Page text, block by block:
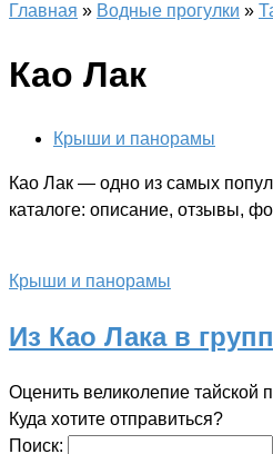
Главная » Водные прогулки »
Као Лак
Крыши и панорамы
Као Лак — одно из самых
каталоге: описание, отзывы,
Крыши и панорамы
Из Као Лака в
Оценить великолепие тайской
Куда хотите отправиться?
Поиск: